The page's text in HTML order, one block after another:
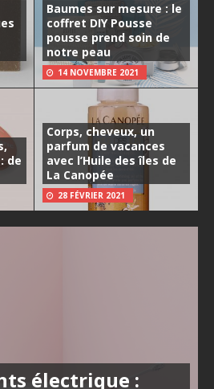
Baumes sur mesure : le
coffret DIY Pousse
pousse prend soin de
notre peau
14 NOVEMBRE 2021
de
Corps, cheveux, un
parfum de vacances
avec l’Huile des îles de
La Canopée
28 FÉVRIER 2021
électrique :